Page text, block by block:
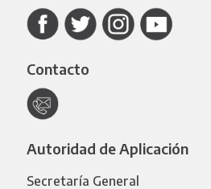
Contacto
Autoridad de Aplicación
Secretaría General